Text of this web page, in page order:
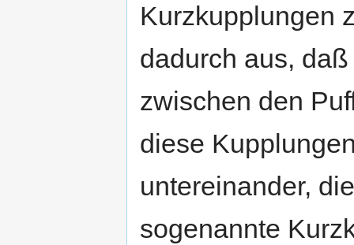
Kurzkupplungen
dadurch aus,
zwischen den
diese
untereinander,
sogenannte